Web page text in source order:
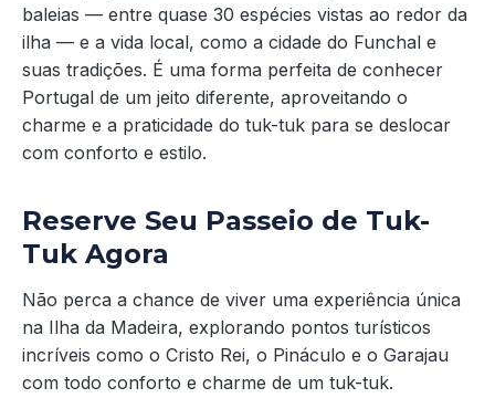
baleias — entre quase 30 espécies vistas ao redor da
ilha — e a vida local, como a cidade do Funchal e
suas tradições. É uma forma perfeita de conhecer
Portugal de um jeito diferente, aproveitando o
charme e a praticidade do tuk-tuk para se deslocar
com conforto e estilo.
Reserve Seu Passeio de Tuk-
Tuk Agora
Não perca a chance de viver uma experiência única
na Ilha da Madeira, explorando pontos turísticos
incríveis como o Cristo Rei, o Pináculo e o Garajau
com todo conforto e charme de um tuk-tuk.